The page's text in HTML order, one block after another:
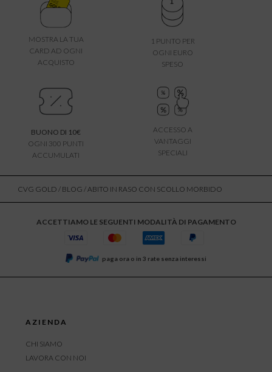
MOSTRA LA TUA
CARD AD OGNI
ACQUISTO
1 PUNTO PER
OGNI EURO
SPESO
BUONO DI 10€
OGNI 300 PUNTI
ACCUMULATI
ACCESSO A
VANTAGGI
SPECIALI
CVG GOLD / BLOG / ABITO IN RASO CON SCOLLO MORBIDO
ACCETTIAMO LE SEGUENTI MODALITÀ DI PAGAMENTO
paga ora o in 3 rate senza interessi
AZIENDA
CHI SIAMO
LAVORA CON NOI